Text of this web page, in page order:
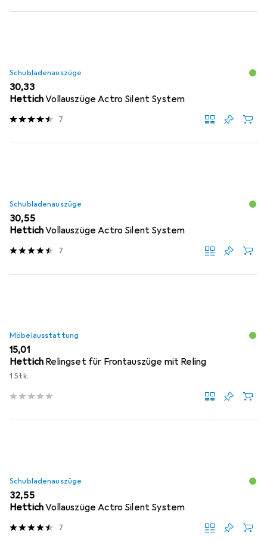
Schubladenauszüge
EUR
30,33
HettichVollauszüge Actro Silent System
7
Schubladenauszüge
EUR
30,55
HettichVollauszüge Actro Silent System
7
Möbelausstattung
EUR
15,01
Hettich Relingset für Frontauszüge mit Reling
1 Stk.
Schubladenauszüge
EUR
32,55
HettichVollauszüge Actro Silent System
7